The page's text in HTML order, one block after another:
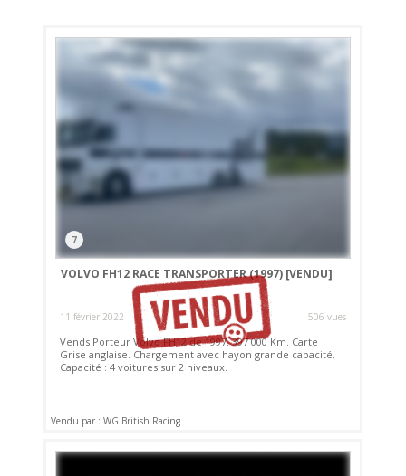
7
VOLVO FH12 RACE TRANSPORTER (1997) [VENDU]
11 février 2022 506 vues
Vends Porteur Volvo FH12 de 1997. 397 000 Km. Carte
Grise anglaise. Chargement avec hayon grande capacité.
Capacité : 4 voitures sur 2 niveaux.
Vendu par : WG British Racing